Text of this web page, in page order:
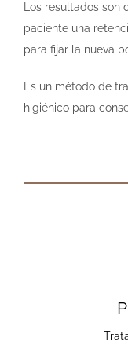
Los resultados son
paciente una
para fijar la nueva
Es un método de
higiénico para